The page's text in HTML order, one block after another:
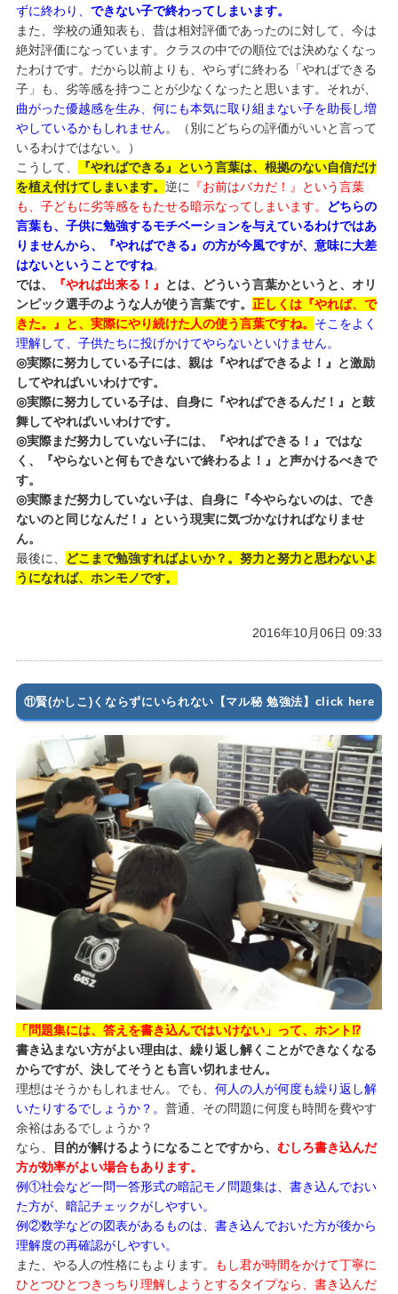
ずに終わり、 できない子で終わってしまいます。
また、学校の通知表も、昔は相対評価であったのに対して、今は
絶対評価になっています。クラスの中での順位では決めなくなっ
たわけです。だから以前よりも、やらずに終わる「やればできる
子」も、劣等感を持つことが少なくなったと思います。それが、
曲がった優越感を生み、何にも本気に取り組まない子を助長し増
やしているかもしれません。（別にどちらの評価がいいと言って
いるわけではない。）
こうして、
『やればできる』という言葉は、根拠のない自信だけ
を植え付けてしまいます。 逆に 『お前はバカだ！』という言葉
も、子どもに劣等感をもたせる暗示なってしまいます。
どちらの
言葉も、子供に勉強するモチベーションを与えているわけではあ
りませんから、『やればできる』の方が今風ですが、意味に大差
はないということですね。
では、
『やれば出来る！』
とは、どういう言葉かというと、オリ
ンピック選手のような人が使う言葉です。 正しくは『やれば、で
きた。』と、実際にやり続けた人の使う言葉ですね。 そこをよく
理解して、子供たちに投げかけてやらないといけません。
◎実際に努力している子には、親は『やればできるよ！』と激励
してやればいいわけです。
◎実際に努力している子は、自身に『やればできるんだ！』と鼓
舞してやればいいわけです。
◎実際まだ努力していない子には、『やればできる！』ではな
く、『やらないと何もできないで終わるよ！』と声かけるべきで
す。
◎実際まだ努力していない子は、自身に『今やらないのは、でき
ないのと同じなんだ！』という現実に気づかなければなりませ
ん。
最後に、
どこまで勉強すればよいか？。努力と努力と思わないよ
うになれば、ホンモノです。
2016年10月06日 09:33
⑪賢(かしこ)くならずにいられない【マル秘 勉強法】click here
「問題集には、答えを書き込んではいけない」って、ホント⁉︎
書き込まない方がよい理由は、繰り返し解くことができなくなる
からですが、決してそうとも言い切れません。
理想はそうかもしれません。でも、 何人の人が何度も繰り返し解
いたりするでしょうか？。 普通、その問題に何度も時間を費やす
余裕はあるでしょうか？
なら、
目的が解けるようになることですから、 むしろ書き込んだ
方が効率がよい場合もあります。
例①社会など一問一答形式の暗記モノ問題集は、書き込んでおい
た方が、暗記チェックがしやすい。
例②数学などの図表があるものは、書き込んでおいた方が後から
理解度の再確認がしやすい。
また、やる人の性格にもよります。
もし君が時間をかけて丁寧に
ひとつひとつきっちり理解しようとするタイプなら、書き込んだ